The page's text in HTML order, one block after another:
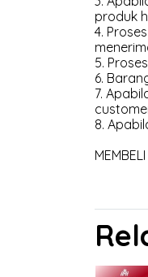
produk
4.
5.
6.
7.
8.